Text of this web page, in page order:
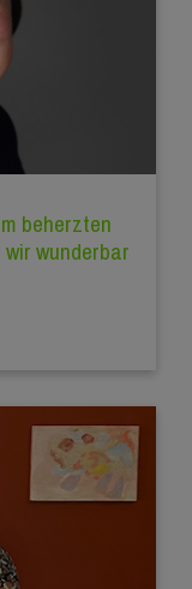
beherzten
wunderbar